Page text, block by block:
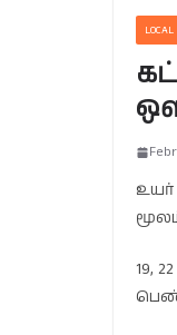
LOCAL
உயர்
19,